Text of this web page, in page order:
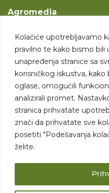
Kolačiće upotrebljavamo
pravilno te kako bismo bili
unapređenja stranice sa
korisničkog iskustva, kako
oglase, omogućili
analizirali promet.
stranica prihvatate
znači da prihvatate sve
posetiti "Podešavanja
želite.
Agromedia
Svet poljoprivrede
Marketing usluge
Tražimo saradnike
Kontakt
Kontakt